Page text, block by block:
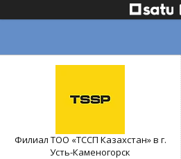
Филиал ТОО «ТССП Казахстан» в г.
Усть-Каменогорск